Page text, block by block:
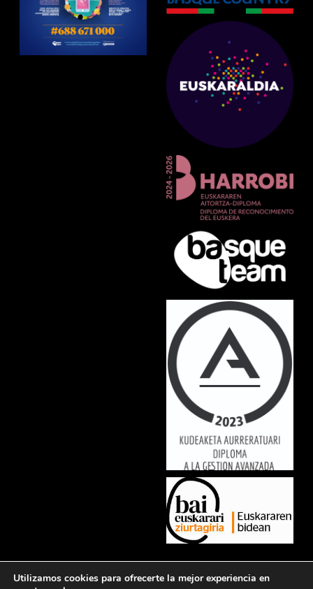
luctus nec ullamcorper mattis, pulvinar dapibus leo.
Utilizamos cookies para ofrecerte la mejor experiencia en